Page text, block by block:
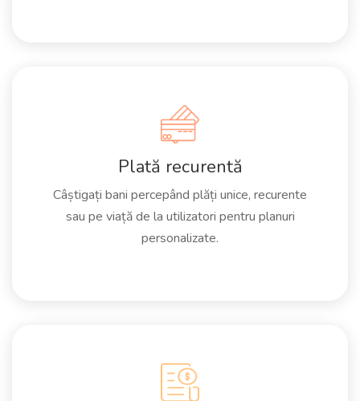
Plată recurentă
Câștigați bani percepând plăți unice, recurente
sau pe viață de la utilizatori pentru planuri
personalizate.